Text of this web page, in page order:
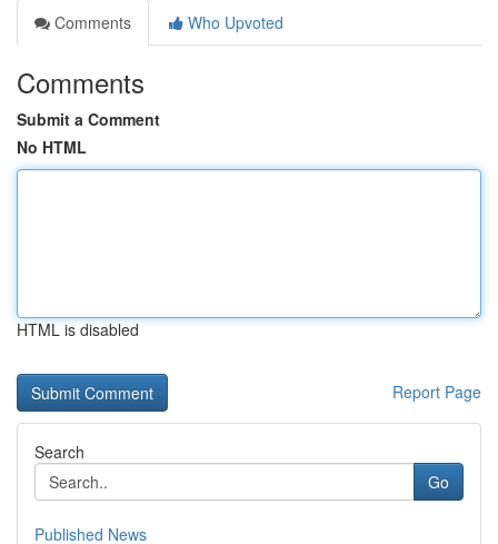
Comments
Who Upvoted
Comments
Submit a Comment
No HTML
HTML is disabled
Report Page
Search
Go
Published News